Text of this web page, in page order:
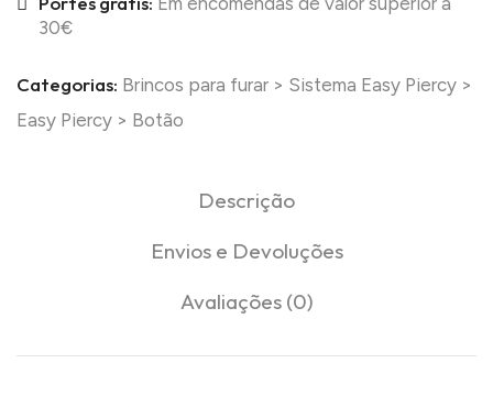
30€
Categorias: Brincos para furar > Sistema Easy Piercy >
Easy Piercy > Botão
Descrição
Envios e Devoluções
Avaliações (0)